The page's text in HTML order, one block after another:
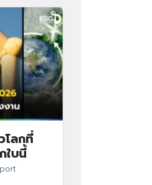
โลกที่
ใบนี้